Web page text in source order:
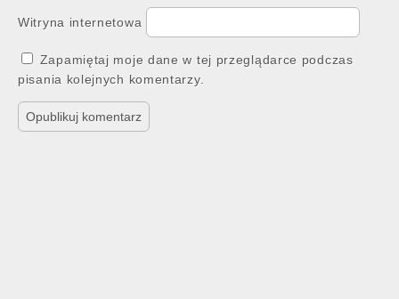
Witryna internetowa
Zapamiętaj moje dane w tej przeglądarce podczas
pisania kolejnych komentarzy.